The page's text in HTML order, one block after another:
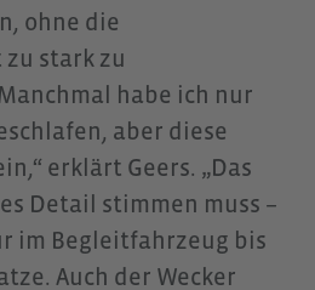
ohne die
stark zu
habe ich nur
aber diese
erklärt Geers. „Das
Detail stimmen muss –
im Begleitfahrzeug bis
Auch der Wecker